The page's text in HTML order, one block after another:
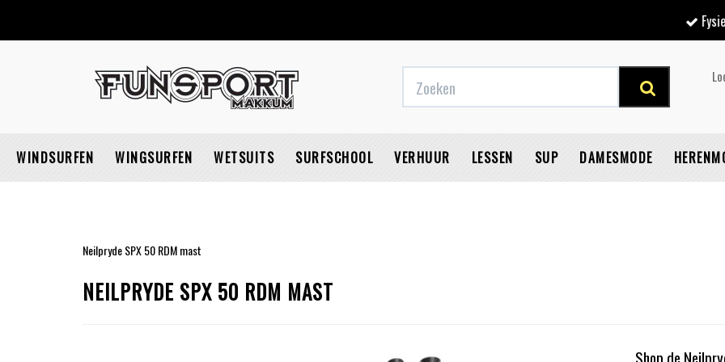
WINDSURFEN WINGSURFEN WETSUITS SURFSCHOOL VERHUUR LESSEN SUP DAMESMODE
Neilpryde SPX 50 RDM mast
NEILPRYDE SPX 50 RDM MAST
Shop de